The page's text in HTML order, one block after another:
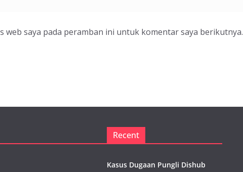
web saya pada peramban ini untuk komentar saya berikutnya.
Recent
Kasus Dugaan Pungli Dishub